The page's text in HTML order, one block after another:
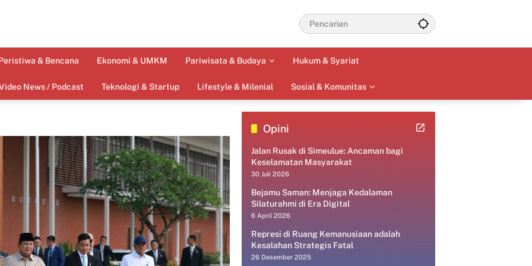
& Bencana Ekonomi & UMKM Pariwisata & Budaya Hukum & Syariat
News / Podcast Teknologi & Startup Lifestyle & Milenial Sosial & Komunitas
Opini
Jalan Rusak di Simeulue: Ancaman bagi
Keselamatan Masyarakat
30 Juli 2026
Bejamu Saman: Menjaga Kedalaman
Silaturahmi di Era Digital
6 April 2026
Represi di Ruang Kemanusiaan adalah
Kesalahan Strategis Fatal
26 Desember 2025